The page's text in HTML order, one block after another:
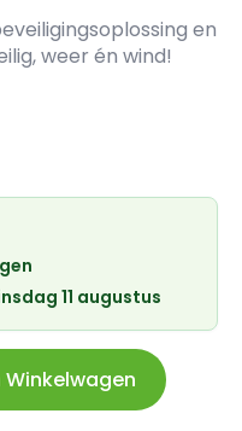
en
weer én wind!
11 augustus